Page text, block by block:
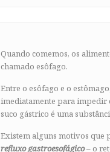
Quando comemos, os
chamado esôfago.
Entre o esôfago e o
imediatamente para impedir
suco gástrico é uma
Existem alguns motivos que
refluxo gastroesofágico– o